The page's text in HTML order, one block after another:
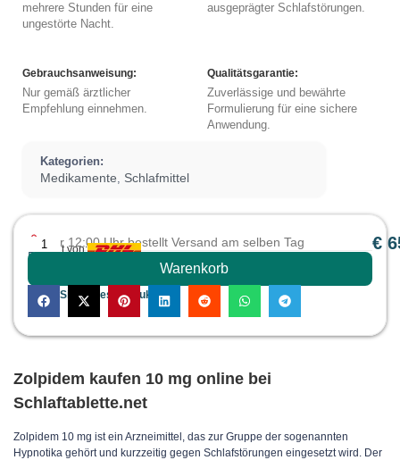
mehrere Stunden für eine
ungestörte Nacht.
ausgeprägter Schlafstörungen.
Gebrauchsanweisung:
Nur gemäß ärztlicher
Empfehlung einnehmen.
Qualitätsgarantie:
Zuverlässige und bewährte
Formulierung für eine sichere
Anwendung.
Kategorien:
Medikamente, Schlafmittel
Vor 12:00 Uhr bestellt Versand am selben Tag
PREIS
€
Erfüllt von:
Warenkorb
Teilen Sie dieses Produkt:
Zolpidem kaufen 10 mg online bei
Schlaftablette.net
Zolpidem 10 mg ist ein Arzneimittel, das zur Gruppe der sogenannten
Hypnotika gehört und kurzzeitig gegen Schlafstörungen eingesetzt wird. Der